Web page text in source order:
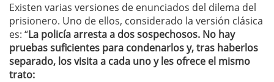
Existen varias versiones de enunciados del dilema del
prisionero. Uno de ellos, considerado la versión clásica
es: “La policía arresta a dos sospechosos. No hay
pruebas suficientes para condenarlos y, tras haberlos
separado, los visita a cada uno y les ofrece el mismo
trato: